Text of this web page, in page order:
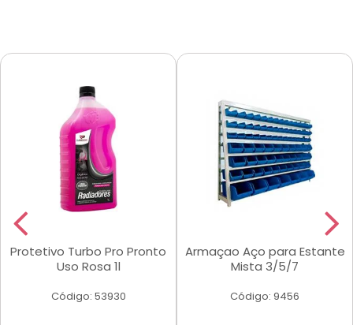
Protetivo Turbo Pro Pronto
Uso Rosa 1l
Código: 53930
Armaçao Aço para Estante
Mista 3/5/7
Código: 9456